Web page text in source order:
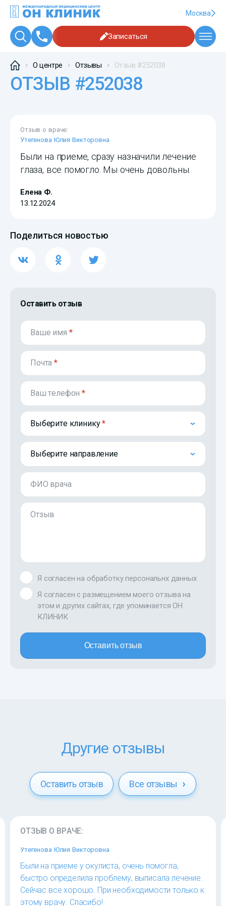
Москва
Записаться
О центре Отзывы Отзыв #252038
ОТЗЫВ #252038
Отзыв о враче:
Утегенова Юлия Викторовна
Были на приеме, сразу назначили лечение
глаза, все помогло. Мы очень довольны.
Елена Ф.
13.12.2024
Поделиться новостью
Оставить отзыв
Ваше имя *
Почта*
Ваш телефон*
Выберите клинику
Выберите направление
ФИО врача
Отзыв
Я согласен на обработку персональнх данных
Я согласен с размещением моего отзыва на
этом и других сайтах, где упоминается ОН
КЛИНИК
Оставить отзыв
Другие отзывы
Оставить отзыв Все отзывы
ОТЗЫВ О ВРАЧЕ:
Утегенова Юлия Викторовна
Были на приеме у окулиста, очень помогла,
быстро определила проблему, выписала лечение.
Сейчас все хорошо. При необходимости только к
этому врачу. Спасибо!